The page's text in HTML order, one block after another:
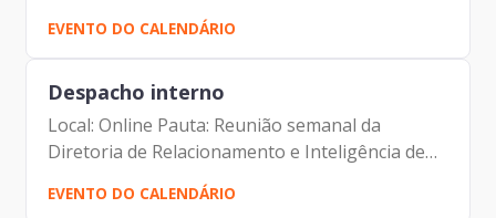
de Padovan Forbes ( Presidente da Prodam)
André Tomiatto de Oliveira (Assessor da
Presidência da...
EVENTO DO CALENDÁRIO
Despacho interno
Local: Online Pauta: Reunião semanal da
Diretoria de Relacionamento e Inteligência de
Padovan Forbes ( Presidente da Prodam) Elias
EVENTO DO CALENDÁRIO